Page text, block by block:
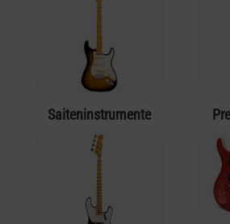
Saiteninstrumente